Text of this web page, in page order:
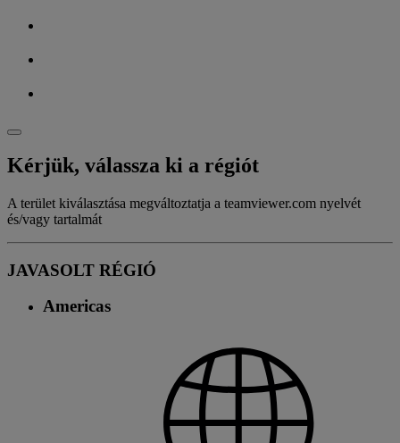
Kérjük, válassza ki a régiót
A terület kiválasztása megváltoztatja a teamviewer.com nyelvét
és/vagy tartalmát
JAVASOLT RÉGIÓ
Americas